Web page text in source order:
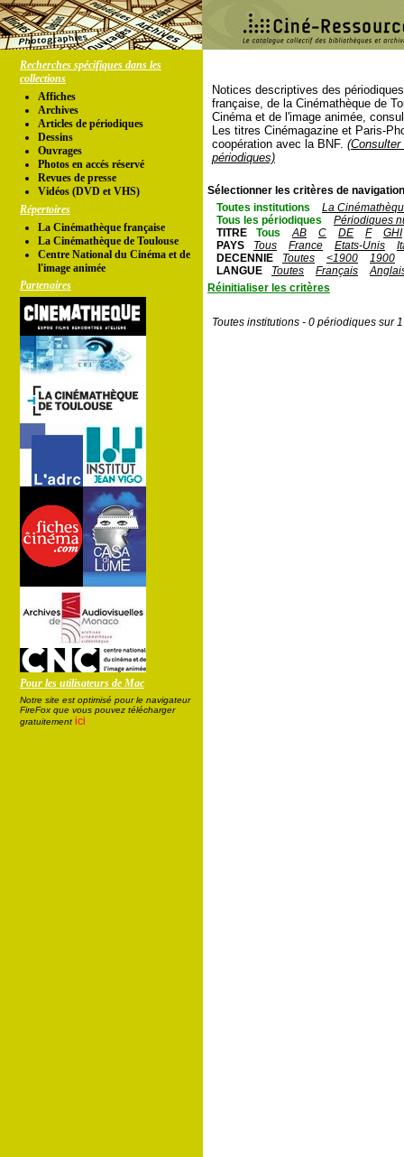
Recherches spécifiques dans les
collections
Affiches
Archives
Articles de périodiques
Dessins
Ouvrages
Photos en accés réservé
Revues de presse
Vidéos (DVD et VHS)
Répertoires
La Cinémathèque française
La Cinémathèque de Toulouse
Centre National du Cinéma et de
l'image animée
Partenaires
Pour les utilisateurs de Mac
Notre site est optimisé pour le navigateur
FireFox que vous pouvez télécharger
gratuitement ici
Notices descriptives des
française, de la Cinémathèque de
Cinéma et de l'image animée,
Les titres Cinémagazine et Paris-
coopération avec la BNF.
périodiques)
Sélectionner les critères de
Toutes institutions
La
Tous les périodiques
Périodiques
TITRE
Tous AB C DE F
GHI
PAYS
Tous France Etats-Unis
DECENNIE
Toutes <1900
1900
LANGUE
Toutes Français
Réinitialiser les critères
Toutes institutions - 0 périodiques sur